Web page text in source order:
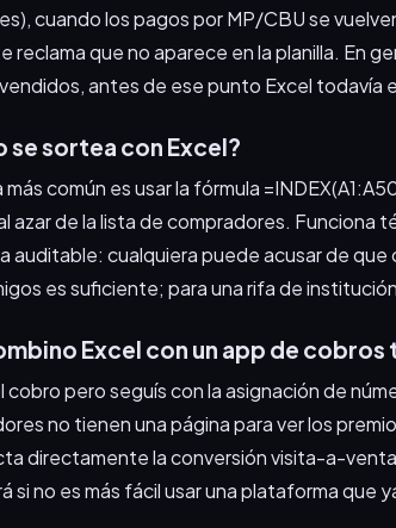
cuando los pagos por MP/CBU se
reclama que no aparece en la planilla. En
antes de ese punto Excel todavía
se sortea con Excel?
más común es usar la fórmula
azar de la lista de compradores. Funciona
auditable: cualquiera puede acusar de
es suficiente; para una rifa de
Excel con un app de
cobro pero seguís con la asignación de
no tienen una página para ver los
directamente la conversión visita-a-
si no es más fácil usar una plataforma que